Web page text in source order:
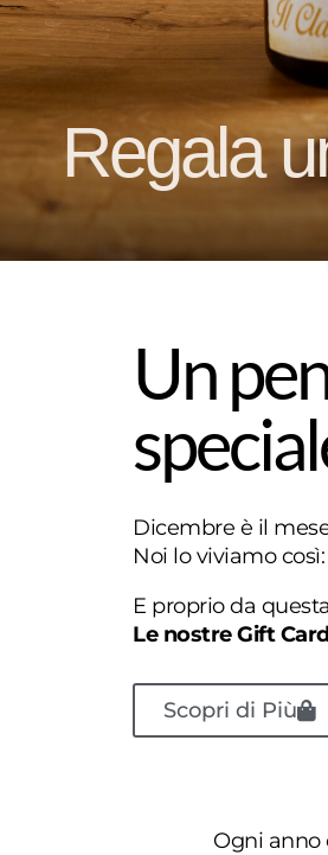
Regala
Un
Dicembre è il
Noi lo viviamo
E proprio da
Le nostre Gift
Scopri di Più
Ogni anno